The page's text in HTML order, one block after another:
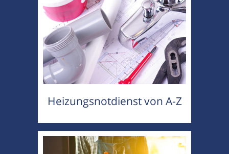
Heizungsnotdienst von A-Z